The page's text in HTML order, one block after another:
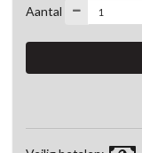
Aantal